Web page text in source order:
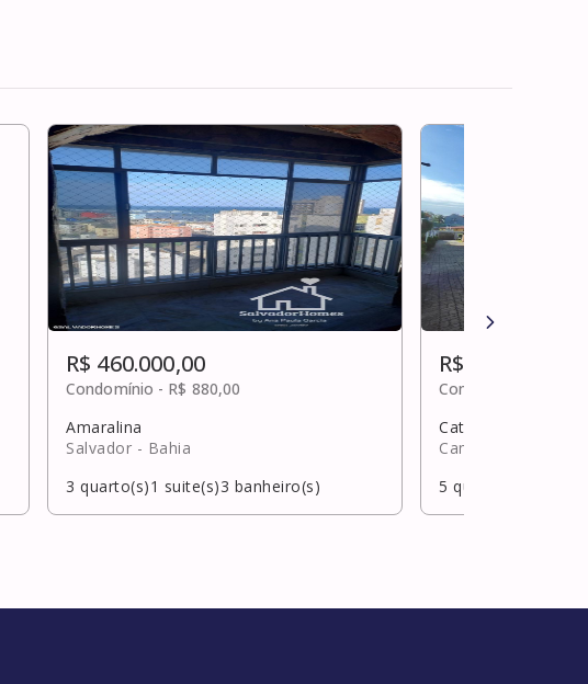
R$ 460.000,00
Condomínio - R$ 880,00
Amaralina
Salvador - Bahia
3 quarto(s)1 suite(s)3 banheiro(s)
R$ 450.000,00
Condomínio -
Catu de abrantes
Camaçari
5 quarto(s)